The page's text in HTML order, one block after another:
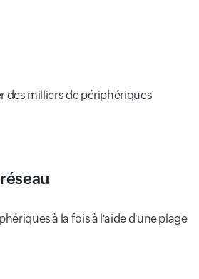
des milliers de périphériques
à la fois à l'aide d'une plage